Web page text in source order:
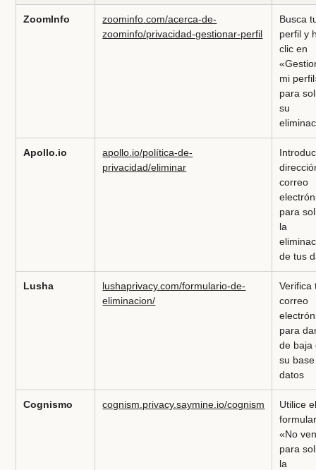
ZoomInfo
zoominfo.com/acerca-de-
zoominfo/privacidad-gestionar-perfil
Busca
perfil y
clic en
mi
para
su
Apollo.io
apollo.io/política-de-
privacidad/eliminar
correo
para
la
de tus
Lusha
lushaprivacy.com/formulario-de-
eliminacion/
Verifica
correo
para
de baja
su
datos
Cognismo cognism.privacy.saymine.io/cognism
Utilice
«No
para
la